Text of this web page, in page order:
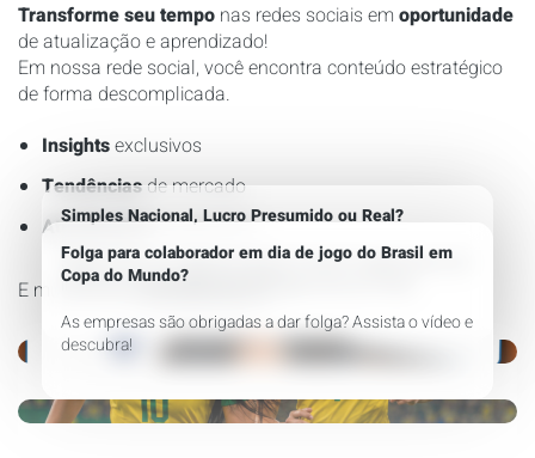
Transforme seu tempo nas redes sociais em oportunidade
de atualização e aprendizado!
Em nossa rede social, você encontra conteúdo estratégico
de forma descomplicada.
Insightsexclusivos
Tendências de mercado
Atualizaçõesimportantes
E muito mais.Acompanhe já!
Simples Nacional, Lucro Presumido ou Real?
Saiba como um regime te ajuda a reduzir pagamentos de
impostos e aumentar seu resultado de lucro final!
Folga para colaborador em dia de jogo do Brasil em
Copa do Mundo?
As empresas são obrigadas a dar folga? Assista o vídeo e
descubra!
Você deseja abrir uma nova unidade?
para realizar a abertura!
Imagina conseguir uma economia de R$800.000,00
anualmente.